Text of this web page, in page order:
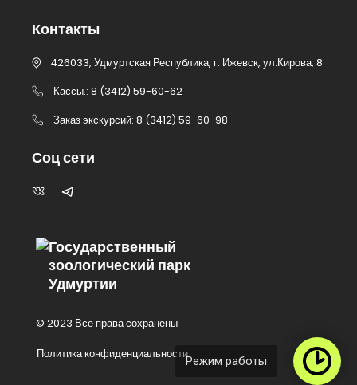
Режим работы
Государственный
зоологический парк
Удмуртии
© 2023 Все права сохранены
Политика конфиденциальности
Контакты
426033, Удмуртская Республика, г. Ижевск, ул.Кирова, 8
Кассы.: 8 (3412) 59-60-62
Заказ экскурсий: 8 (3412) 59-60-98
Соц сети